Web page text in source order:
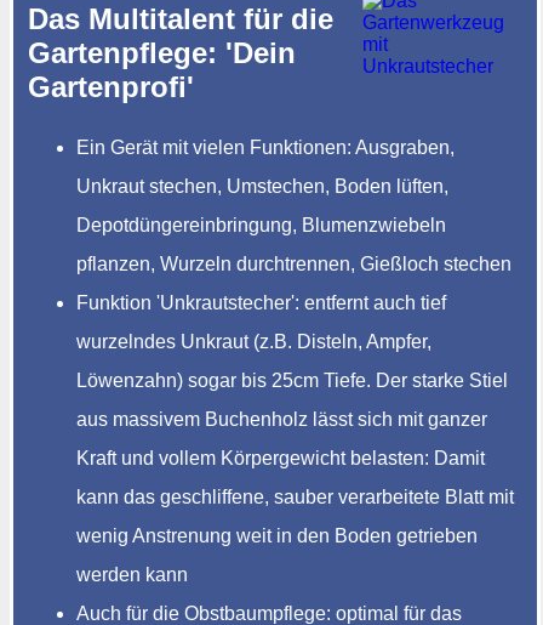
Das Multitalent für die
Gartenpflege: 'Dein
Gartenprofi'
Ein Gerät mit vielen Funktionen: Ausgraben,
Unkraut stechen, Umstechen, Boden lüften,
Depotdüngereinbringung, Blumenzwiebeln
pflanzen, Wurzeln durchtrennen, Gießloch stechen
Funktion 'Unkrautstecher': entfernt auch tief
wurzelndes Unkraut (z.B. Disteln, Ampfer,
Löwenzahn) sogar bis 25cm Tiefe. Der starke Stiel
aus massivem Buchenholz lässt sich mit ganzer
Kraft und vollem Körpergewicht belasten: Damit
kann das geschliffene, sauber verarbeitete Blatt mit
wenig Anstrenung weit in den Boden getrieben
werden kann
Auch für die Obstbaumpflege: optimal für das